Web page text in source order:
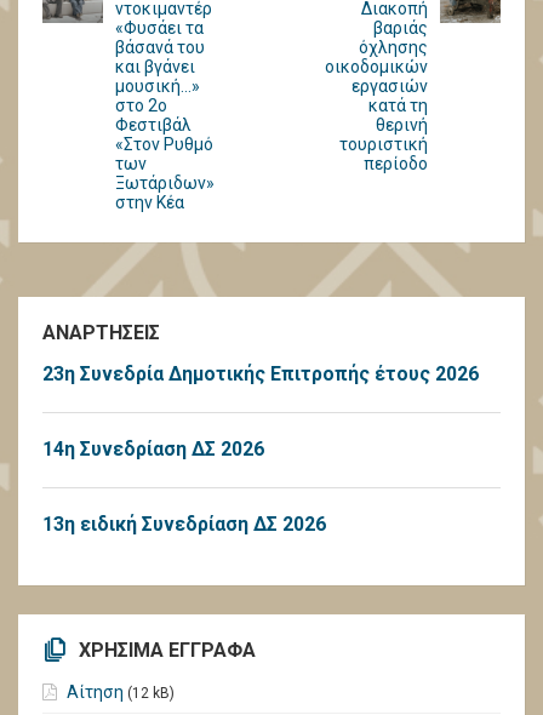
ντοκιμαντέρ
«Φυσάει τα
βάσανά του
και βγάνει
μουσική…»
στο 2ο
Φεστιβάλ
«Στον Ρυθμό
των
Ξωτάριδων»
στην Κέα
Διακοπή
βαριάς
όχλησης
οικοδομικών
εργασιών
κατά τη
θερινή
τουριστική
περίοδο
ΑΝΑΡΤΗΣΕΙΣ
23η Συνεδρία Δημοτικής Επιτροπής έτους 2026
14η Συνεδρίαση ΔΣ 2026
13η ειδική Συνεδρίαση ΔΣ 2026
ΧΡΗΣΙΜΑ ΕΓΓΡΑΦΑ
Αίτηση (12 kB)